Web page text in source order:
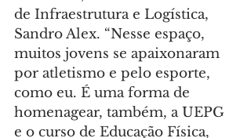
de Infraestrutura e Logística,
Sandro Alex. “Nesse espaço,
muitos jovens se apaixonaram
por atletismo e pelo esporte,
como eu. É uma forma de
homenagear, também, a UEPG
e o curso de Educação Física,